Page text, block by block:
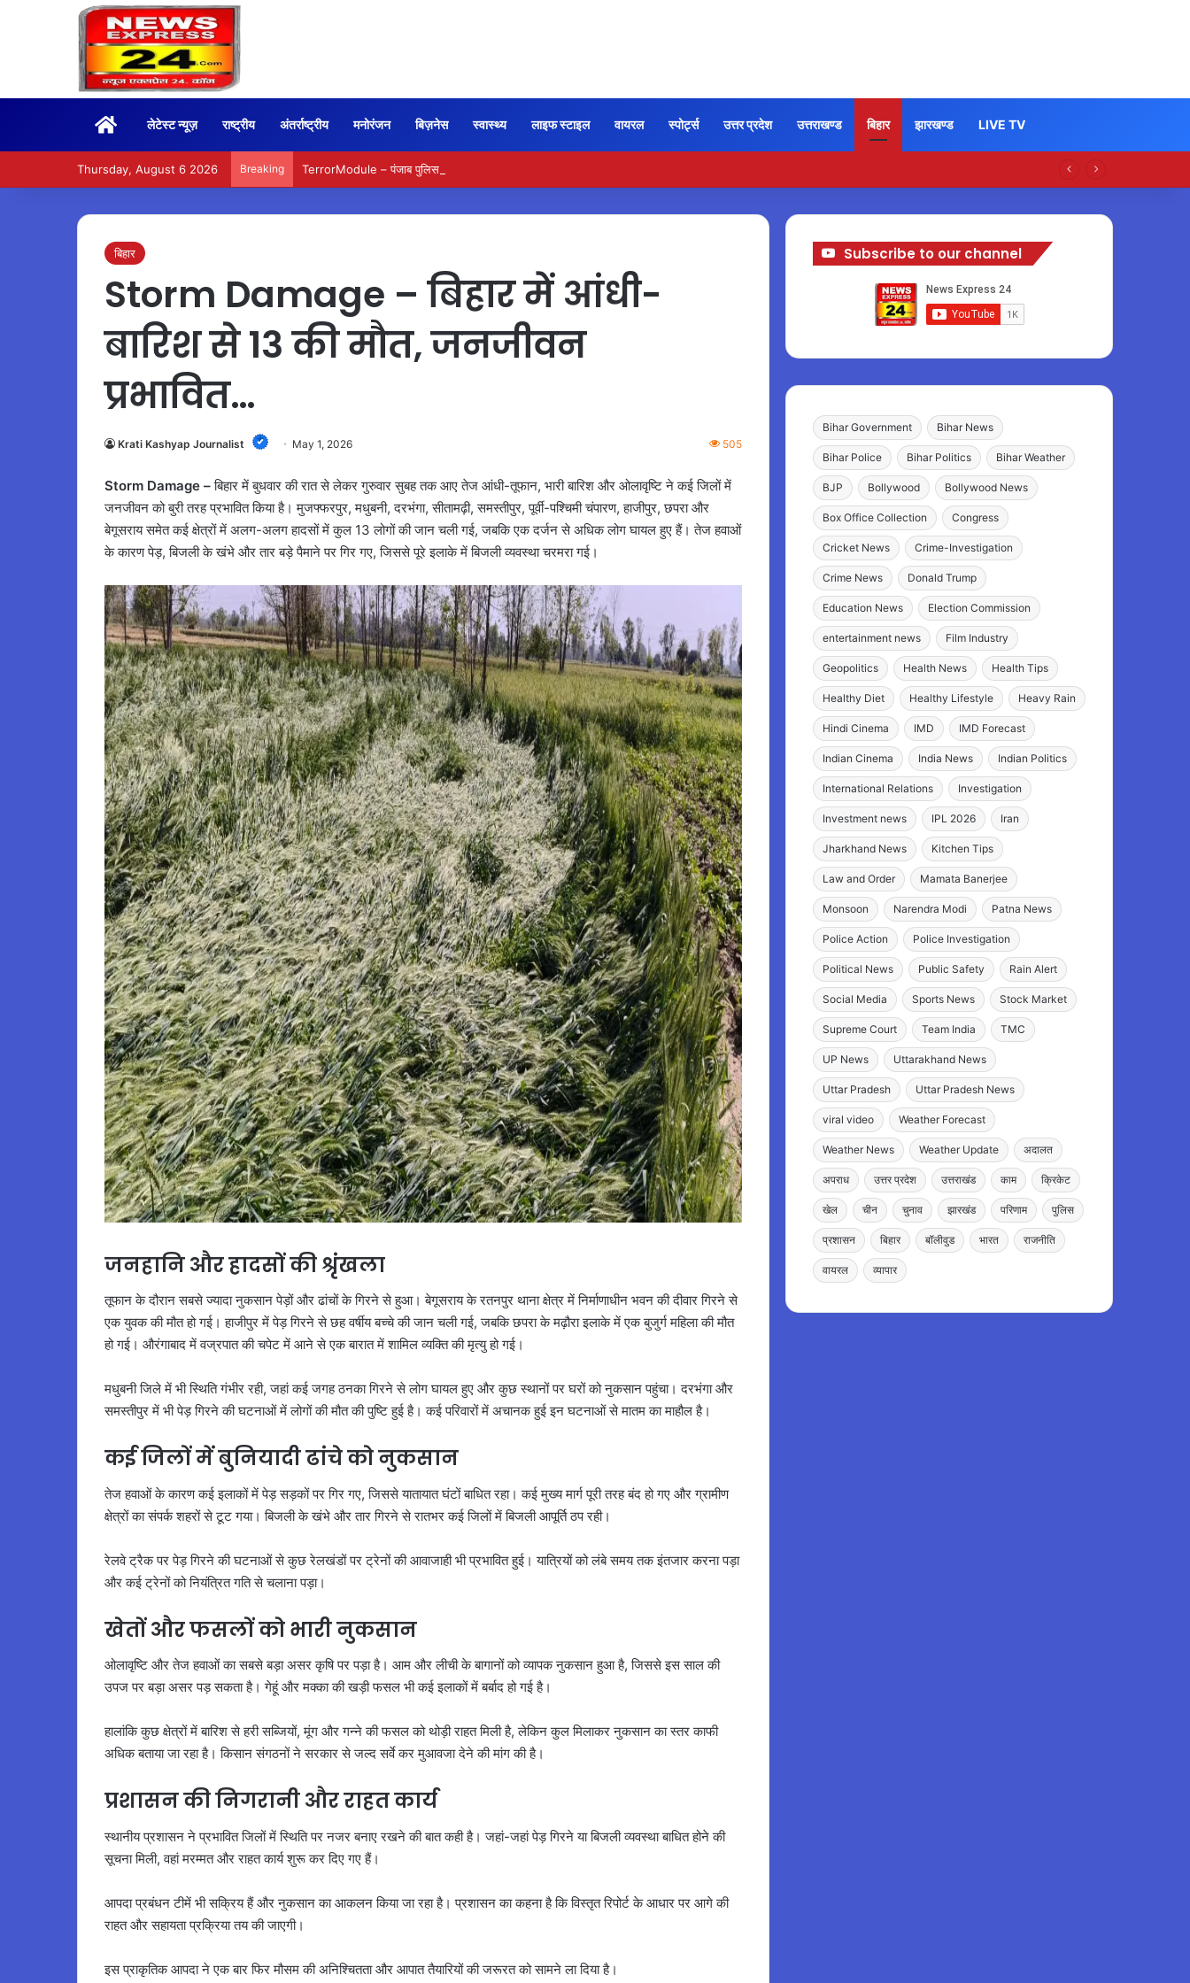
Homeलेटेस्ट न्यूज़ राष्ट्रीय अंतर्राष्ट्रीय मनोरंजन बिज़नेस स्वास्थ्य लाइफ स्टाइल वायरल स्पोर्ट्स उत्तर प्रदेश उत्तराखण्ड बिहार झारखण्ड LIVE TV
Thursday, August 6 2026 Breaking TerrorModule – पंजाब पुलिस का दावा, जंतर-मंतर प्रदर्शन को निशाना बनाने की थी साजिश…
बिहार
Storm Damage – बिहार में आंधी-
बारिश से 13 की मौत, जनजीवन
प्रभावित…
Krati Kashyap Journalist May 1, 2026 505
Storm Damage –बिहार में बुधवार की रात से लेकर गुरुवार सुबह तक आए तेज आंधी-तूफान, भारी बारिश और ओलावृष्टि ने कई जिलों में
जनजीवन को बुरी तरह प्रभावित किया है। मुजफ्फरपुर, मधुबनी, दरभंगा, सीतामढ़ी, समस्तीपुर, पूर्वी-पश्चिमी चंपारण, हाजीपुर, छपरा और
बेगूसराय समेत कई क्षेत्रों में अलग-अलग हादसों में कुल 13 लोगों की जान चली गई, जबकि एक दर्जन से अधिक लोग घायल हुए हैं। तेज हवाओं
के कारण पेड़, बिजली के खंभे और तार बड़े पैमाने पर गिर गए, जिससे पूरे इलाके में बिजली व्यवस्था चरमरा गई।
जनहानि और हादसों की श्रृंखला
तूफान के दौरान सबसे ज्यादा नुकसान पेड़ों और ढांचों के गिरने से हुआ। बेगूसराय के रतनपुर थाना क्षेत्र में निर्माणाधीन भवन की दीवार गिरने से
एक युवक की मौत हो गई। हाजीपुर में पेड़ गिरने से छह वर्षीय बच्चे की जान चली गई, जबकि छपरा के मढ़ौरा इलाके में एक बुजुर्ग महिला की मौत
हो गई। औरंगाबाद में वज्रपात की चपेट में आने से एक बारात में शामिल व्यक्ति की मृत्यु हो गई।
मधुबनी जिले में भी स्थिति गंभीर रही, जहां कई जगह ठनका गिरने से लोग घायल हुए और कुछ स्थानों पर घरों को नुकसान पहुंचा। दरभंगा और
समस्तीपुर में भी पेड़ गिरने की घटनाओं में लोगों की मौत की पुष्टि हुई है। कई परिवारों में अचानक हुई इन घटनाओं से मातम का माहौल है।
कई जिलों में बुनियादी ढांचे को नुकसान
तेज हवाओं के कारण कई इलाकों में पेड़ सड़कों पर गिर गए, जिससे यातायात घंटों बाधित रहा। कई मुख्य मार्ग पूरी तरह बंद हो गए और ग्रामीण
क्षेत्रों का संपर्क शहरों से टूट गया। बिजली के खंभे और तार गिरने से रातभर कई जिलों में बिजली आपूर्ति ठप रही।
रेलवे ट्रैक पर पेड़ गिरने की घटनाओं से कुछ रेलखंडों पर ट्रेनों की आवाजाही भी प्रभावित हुई। यात्रियों को लंबे समय तक इंतजार करना पड़ा
और कई ट्रेनों को नियंत्रित गति से चलाना पड़ा।
खेतों और फसलों को भारी नुकसान
ओलावृष्टि और तेज हवाओं का सबसे बड़ा असर कृषि पर पड़ा है। आम और लीची के बागानों को व्यापक नुकसान हुआ है, जिससे इस साल की
उपज पर बड़ा असर पड़ सकता है। गेहूं और मक्का की खड़ी फसल भी कई इलाकों में बर्बाद हो गई है।
हालांकि कुछ क्षेत्रों में बारिश से हरी सब्जियों, मूंग और गन्ने की फसल को थोड़ी राहत मिली है, लेकिन कुल मिलाकर नुकसान का स्तर काफी
अधिक बताया जा रहा है। किसान संगठनों ने सरकार से जल्द सर्वे कर मुआवजा देने की मांग की है।
प्रशासन की निगरानी और राहत कार्य
स्थानीय प्रशासन ने प्रभावित जिलों में स्थिति पर नजर बनाए रखने की बात कही है। जहां-जहां पेड़ गिरने या बिजली व्यवस्था बाधित होने की
सूचना मिली, वहां मरम्मत और राहत कार्य शुरू कर दिए गए हैं।
आपदा प्रबंधन टीमें भी सक्रिय हैं और नुकसान का आकलन किया जा रहा है। प्रशासन का कहना है कि विस्तृत रिपोर्ट के आधार पर आगे की
राहत और सहायता प्रक्रिया तय की जाएगी।
इस प्राकृतिक आपदा ने एक बार फिर मौसम की अनिश्चितता और आपात तैयारियों की जरूरत को सामने ला दिया है।
Subscribe to our channel
Bihar Government Bihar News
Bihar Police Bihar Politics Bihar Weather
BJP Bollywood Bollywood News
Box Office Collection Congress
Cricket News Crime-Investigation
Crime News Donald Trump
Education News Election Commission
entertainment news Film Industry
Geopolitics Health News Health Tips
Healthy Diet Healthy Lifestyle Heavy Rain
Hindi Cinema IMD IMD Forecast
Indian Cinema India News Indian Politics
International Relations Investigation
Investment news IPL 2026 Iran
Jharkhand News Kitchen Tips
Law and Order Mamata Banerjee
Monsoon Narendra Modi Patna News
Police Action Police Investigation
Political News Public Safety Rain Alert
Social Media Sports News Stock Market
Supreme Court Team India TMC
UP News Uttarakhand News
Uttar Pradesh Uttar Pradesh News
viral video Weather Forecast
Weather News Weather Update अदालत
अपराध उत्तर प्रदेश उत्तराखंड काम क्रिकेट
खेल चीन चुनाव झारखंड परिणाम पुलिस
प्रशासन बिहार बॉलीवुड भारत राजनीति
वायरल व्यापार